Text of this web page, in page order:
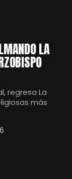
LA
regresa La
más